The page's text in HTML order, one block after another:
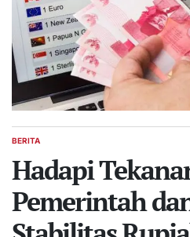
POSTED
BERITA
Hadapi
Pemerintah